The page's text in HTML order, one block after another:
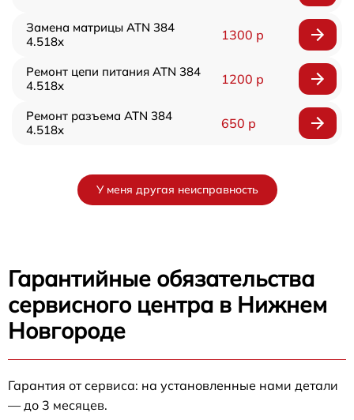
Замена матрицы ATN 384
4.518x
1300 р
Ремонт цепи питания ATN 384
4.518x
1200 р
Ремонт разъема ATN 384
4.518x
650 р
У меня другая неисправность
Гарантийные обязательства
сервисного центра в Нижнем
Новгороде
Гарантия от сервиса: на установленные нами детали
— до 3 месяцев.